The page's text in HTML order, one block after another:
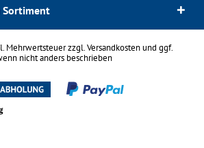
Sortiment
Mehrwertsteuer zzgl.Versandkostenund ggf.
nicht anders beschrieben